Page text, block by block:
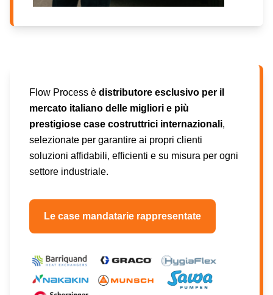
Flow Process è distributore esclusivo per il
mercato italiano delle migliori e più
prestigiose case costruttrici internazionali,
selezionate per garantire ai propri clienti
soluzioni affidabili, efficienti e su misura per ogni
settore industriale.
Le case mandatarie rappresentate